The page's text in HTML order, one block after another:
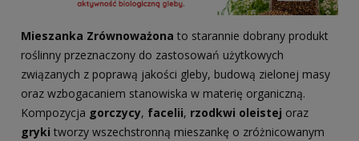
Mieszanka Zrównoważona to starannie dobrany produkt
roślinny przeznaczony do zastosowań użytkowych
związanych z poprawą jakości gleby, budową zielonej masy
oraz wzbogacaniem stanowiska w materię organiczną.
Kompozycja gorczycy, facelii, rzodkwi oleistej oraz
gryki tworzy wszechstronną mieszankę o zróżnicowanym